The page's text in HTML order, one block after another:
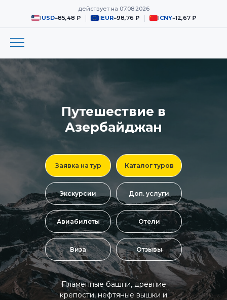
действует на 07.08.2026
1USD=85,48 ₽ 1EUR=98,76 ₽ 1CNY=12,67 ₽
Путешествие в
Азербайджан
Пламенные башни, древние
крепости, нефтяные вышки и
Авиабилеты
Заявка на тур Каталог туров
Экскурсии Доп. услуги
Отели
Отзывы
Виза